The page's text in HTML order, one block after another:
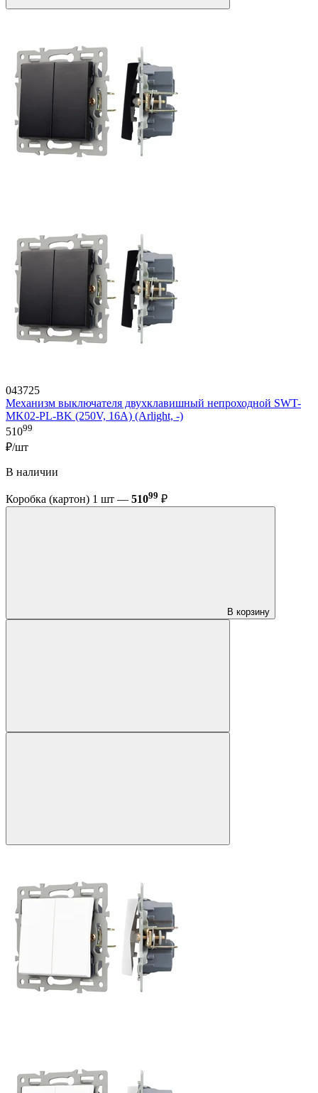
043725
Механизм выключателя двухклавишный непроходной SWT-
MK02-PL-BK (250V, 16A) (Arlight, -)
51099
₽/шт
В наличии
Коробка (картон) 1 шт — 51099 ₽
В корзину